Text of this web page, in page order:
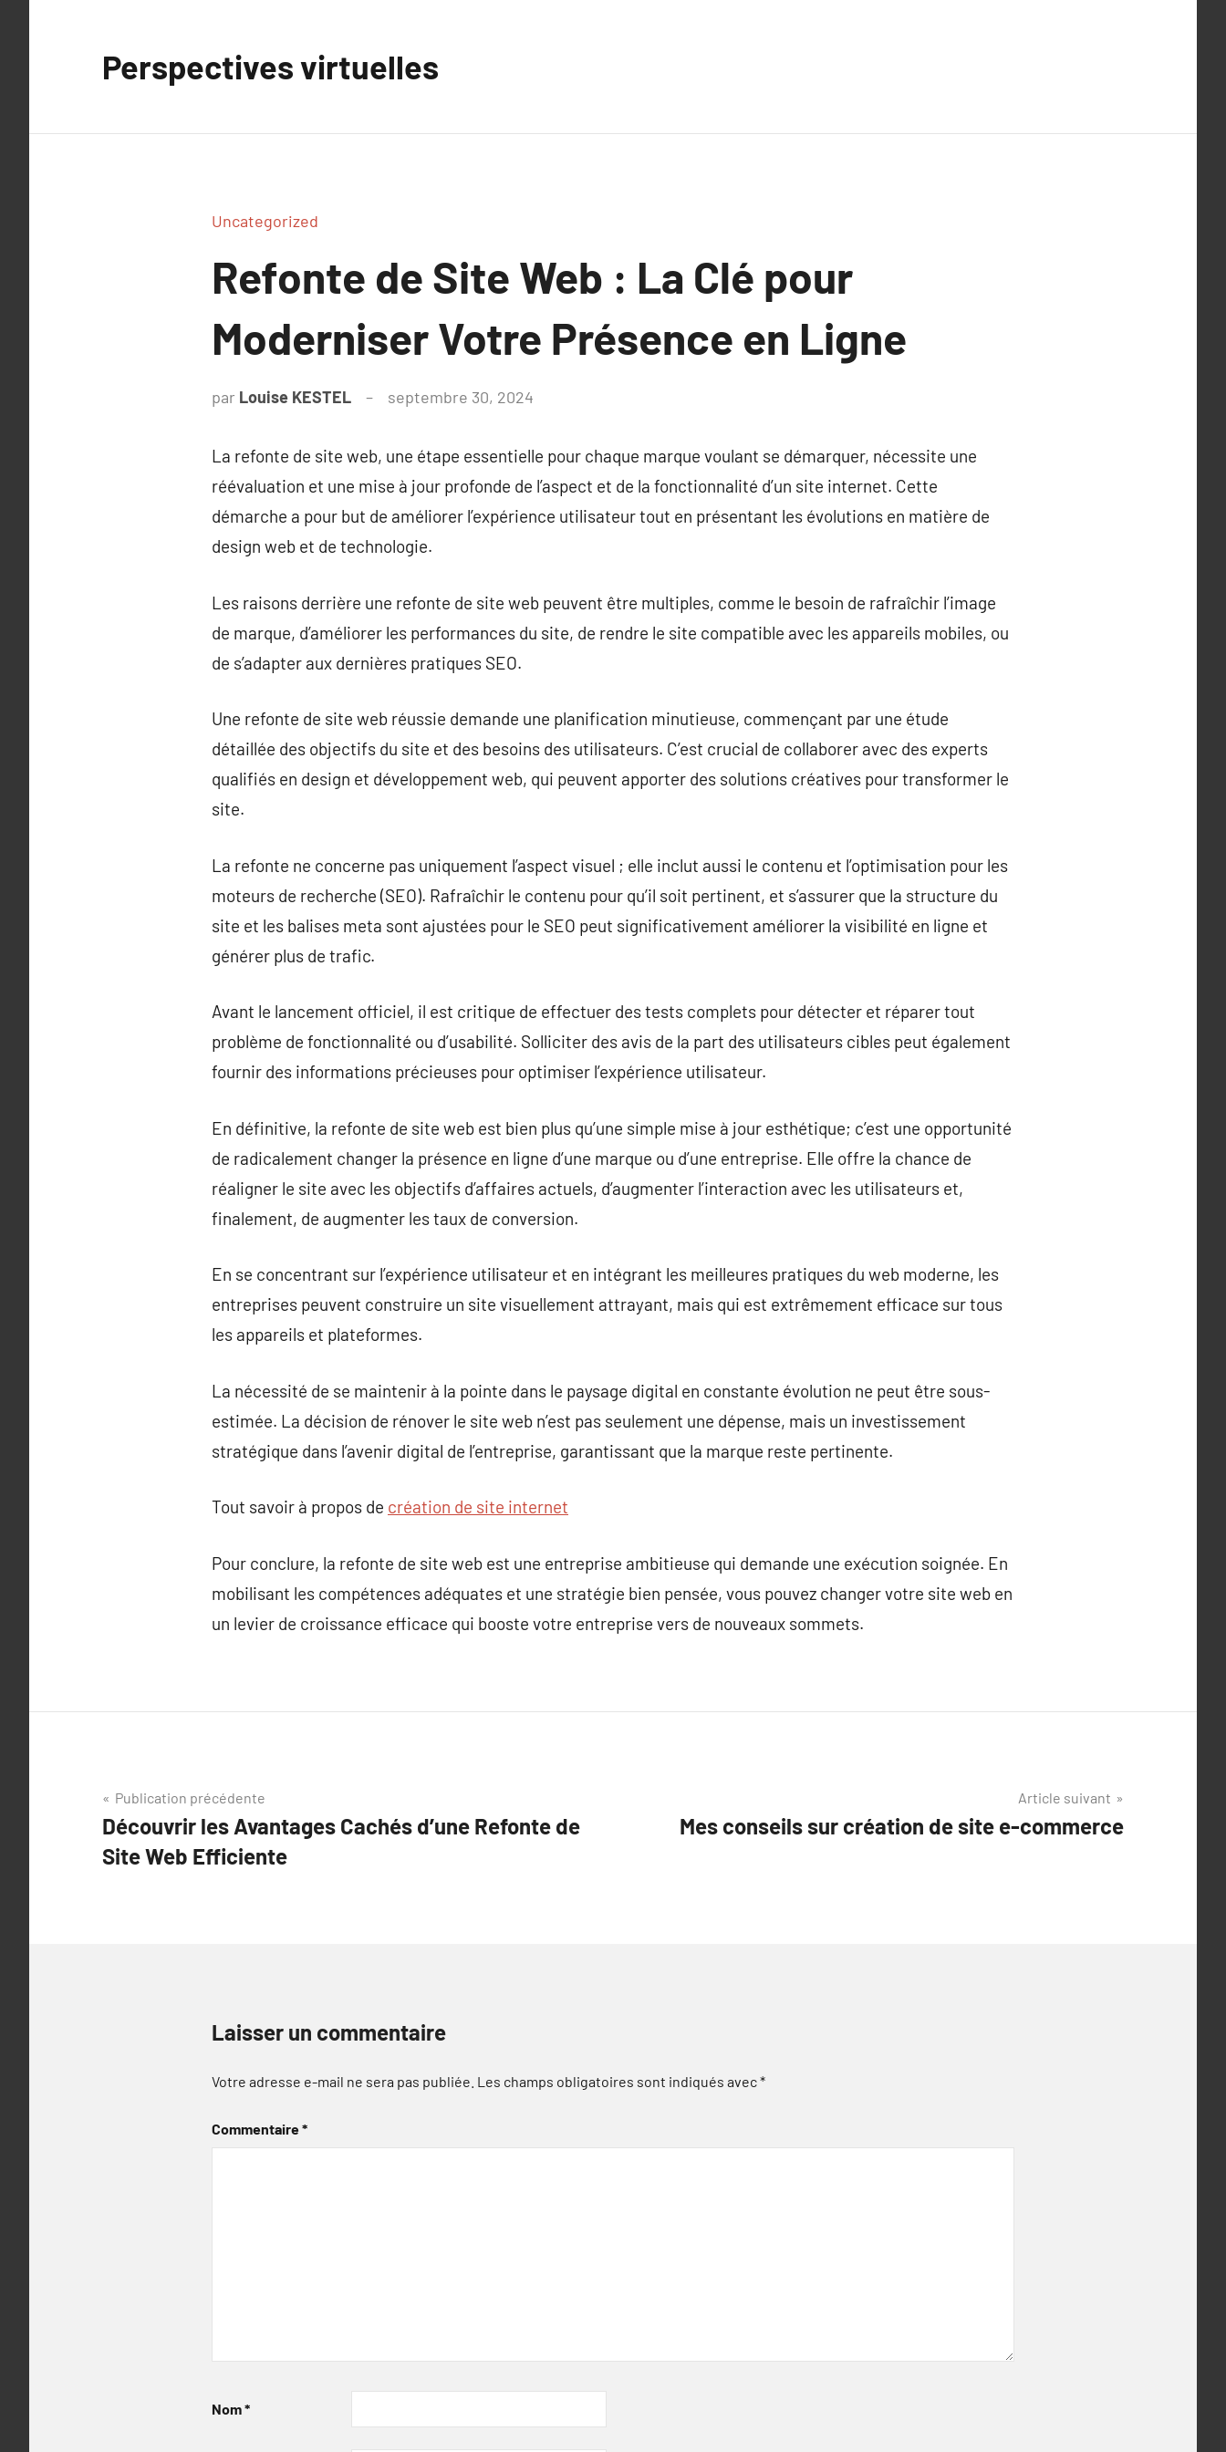
Perspectives virtuelles
Uncategorized
Refonte de Site Web : La Clé pour
Moderniser Votre Présence en Ligne
par Louise KESTEL septembre 30, 2024
La refonte de site web, une étape essentielle pour chaque marque voulant se démarquer, nécessite une
réévaluation et une mise à jour profonde de l’aspect et de la fonctionnalité d’un site internet. Cette
démarche a pour but de améliorer l’expérience utilisateur tout en présentant les évolutions en matière de
design web et de technologie.
Les raisons derrière une refonte de site web peuvent être multiples, comme le besoin de rafraîchir l’image
de marque, d’améliorer les performances du site, de rendre le site compatible avec les appareils mobiles, ou
de s’adapter aux dernières pratiques SEO.
Une refonte de site web réussie demande une planification minutieuse, commençant par une étude
détaillée des objectifs du site et des besoins des utilisateurs. C’est crucial de collaborer avec des experts
qualifiés en design et développement web, qui peuvent apporter des solutions créatives pour transformer le
site.
La refonte ne concerne pas uniquement l’aspect visuel ; elle inclut aussi le contenu et l’optimisation pour les
moteurs de recherche (SEO). Rafraîchir le contenu pour qu’il soit pertinent, et s’assurer que la structure du
site et les balises meta sont ajustées pour le SEO peut significativement améliorer la visibilité en ligne et
générer plus de trafic.
Avant le lancement officiel, il est critique de effectuer des tests complets pour détecter et réparer tout
problème de fonctionnalité ou d’usabilité. Solliciter des avis de la part des utilisateurs cibles peut également
fournir des informations précieuses pour optimiser l’expérience utilisateur.
En définitive, la refonte de site web est bien plus qu’une simple mise à jour esthétique; c’est une opportunité
de radicalement changer la présence en ligne d’une marque ou d’une entreprise. Elle offre la chance de
réaligner le site avec les objectifs d’affaires actuels, d’augmenter l’interaction avec les utilisateurs et,
finalement, de augmenter les taux de conversion.
En se concentrant sur l’expérience utilisateur et en intégrant les meilleures pratiques du web moderne, les
entreprises peuvent construire un site visuellement attrayant, mais qui est extrêmement efficace sur tous
les appareils et plateformes.
La nécessité de se maintenir à la pointe dans le paysage digital en constante évolution ne peut être sous-
estimée. La décision de rénover le site web n’est pas seulement une dépense, mais un investissement
stratégique dans l’avenir digital de l’entreprise, garantissant que la marque reste pertinente.
Tout savoir à propos de création de site internet
Pour conclure, la refonte de site web est une entreprise ambitieuse qui demande une exécution soignée. En
mobilisant les compétences adéquates et une stratégie bien pensée, vous pouvez changer votre site web en
un levier de croissance efficace qui booste votre entreprise vers de nouveaux sommets.
Navigation
de
l’article
Publication précédente
Découvrir les Avantages Cachés d’une Refonte de
Site Web Efficiente
Article suivant
Mes conseils sur création de site e-commerce
Laisser un commentaire
Votre adresse e-mail ne sera pas publiée. Les champs obligatoires sont indiqués avec*
Commentaire*
Nom*